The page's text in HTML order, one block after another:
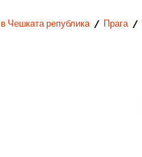
в Чешката република / Прага /